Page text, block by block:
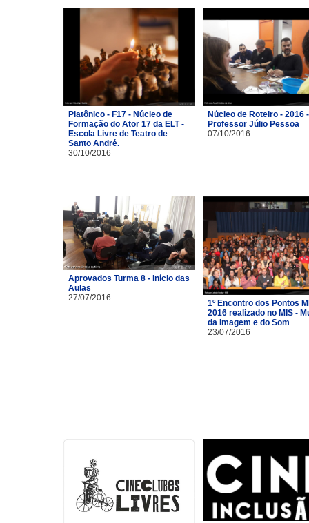
Platônico - F17 - Núcleo de
Formação do Ator 17 da ELT -
Escola Livre de Teatro de
Santo André.
30/10/2016
Núcleo de Roteiro - 2016 -
Professor Júlio Pessoa
07/10/2016
Aprovados Turma 8 - início das
Aulas
27/07/2016
1º Encontro dos Pontos
2016 realizado no MIS -
da Imagem e do Som
23/07/2016